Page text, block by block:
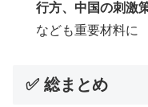
行方、中国の刺激
なども重要材料に
✅ 総まとめ